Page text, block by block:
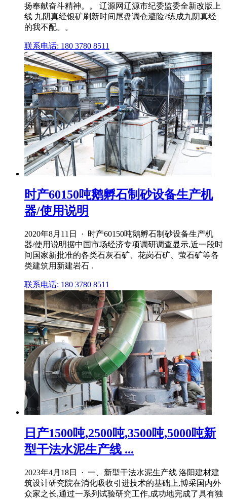
扬奉献奋斗精神。。 辽源网辽源市纪委监委全新改版上
线 九阴真经银矿刷新时间尾盘调仓避险?练成九阴真经
的我不配。。
联系电话: 180 3780 8511
时产60150吨鹅孵石制砂设备生产机
器/使用说明
2020年8月11日 · 时产60150吨鹅孵石制砂设备生产机
器/使用说明据中国市场经济专项调研调查显示,近一段时
间国家新批准的各类石灰石矿、花岗石矿、萤石矿等各
类建筑用新建岩石 .
联系电话: 180 3780 8511
日产1500吨,2500吨,3500吨,5000吨新
型干法水泥生产线 ...
2023年4月18日 · 一、新型干法水泥生产线 洛阳建材建
筑设计研究院在消化吸收引进技术的基础上,博采国内外
众家之长,通过一系列试验研究工作,成功地完成了具有独